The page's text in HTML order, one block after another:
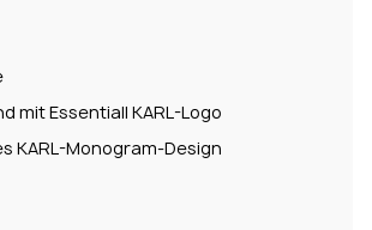
mit Essentiall KARL-Logo
KARL-Monogram-Design